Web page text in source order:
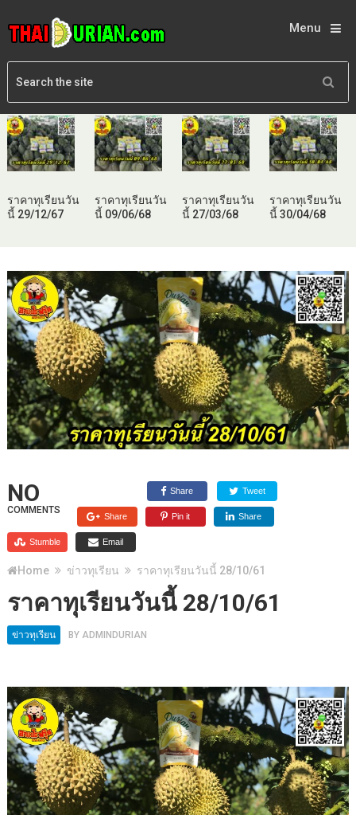
Menu
ราคาทุเรียนวัน
นี้ 29/12/67
ราคาทุเรียนวัน
นี้ 09/06/68
ราคาทุเรียนวัน
นี้ 27/03/68
ราคาทุเรียนวัน
นี้ 30/04/68
NO
COMMENTS
Share Tweet
Share Pin it Share
Stumble Email
Home ข่าวทุเรียน ราคาทุเรียนวันนี้ 28/10/61
ราคาทุเรียนวันนี้ 28/10/61
ข่าวทุเรียน BY ADMINDURIAN